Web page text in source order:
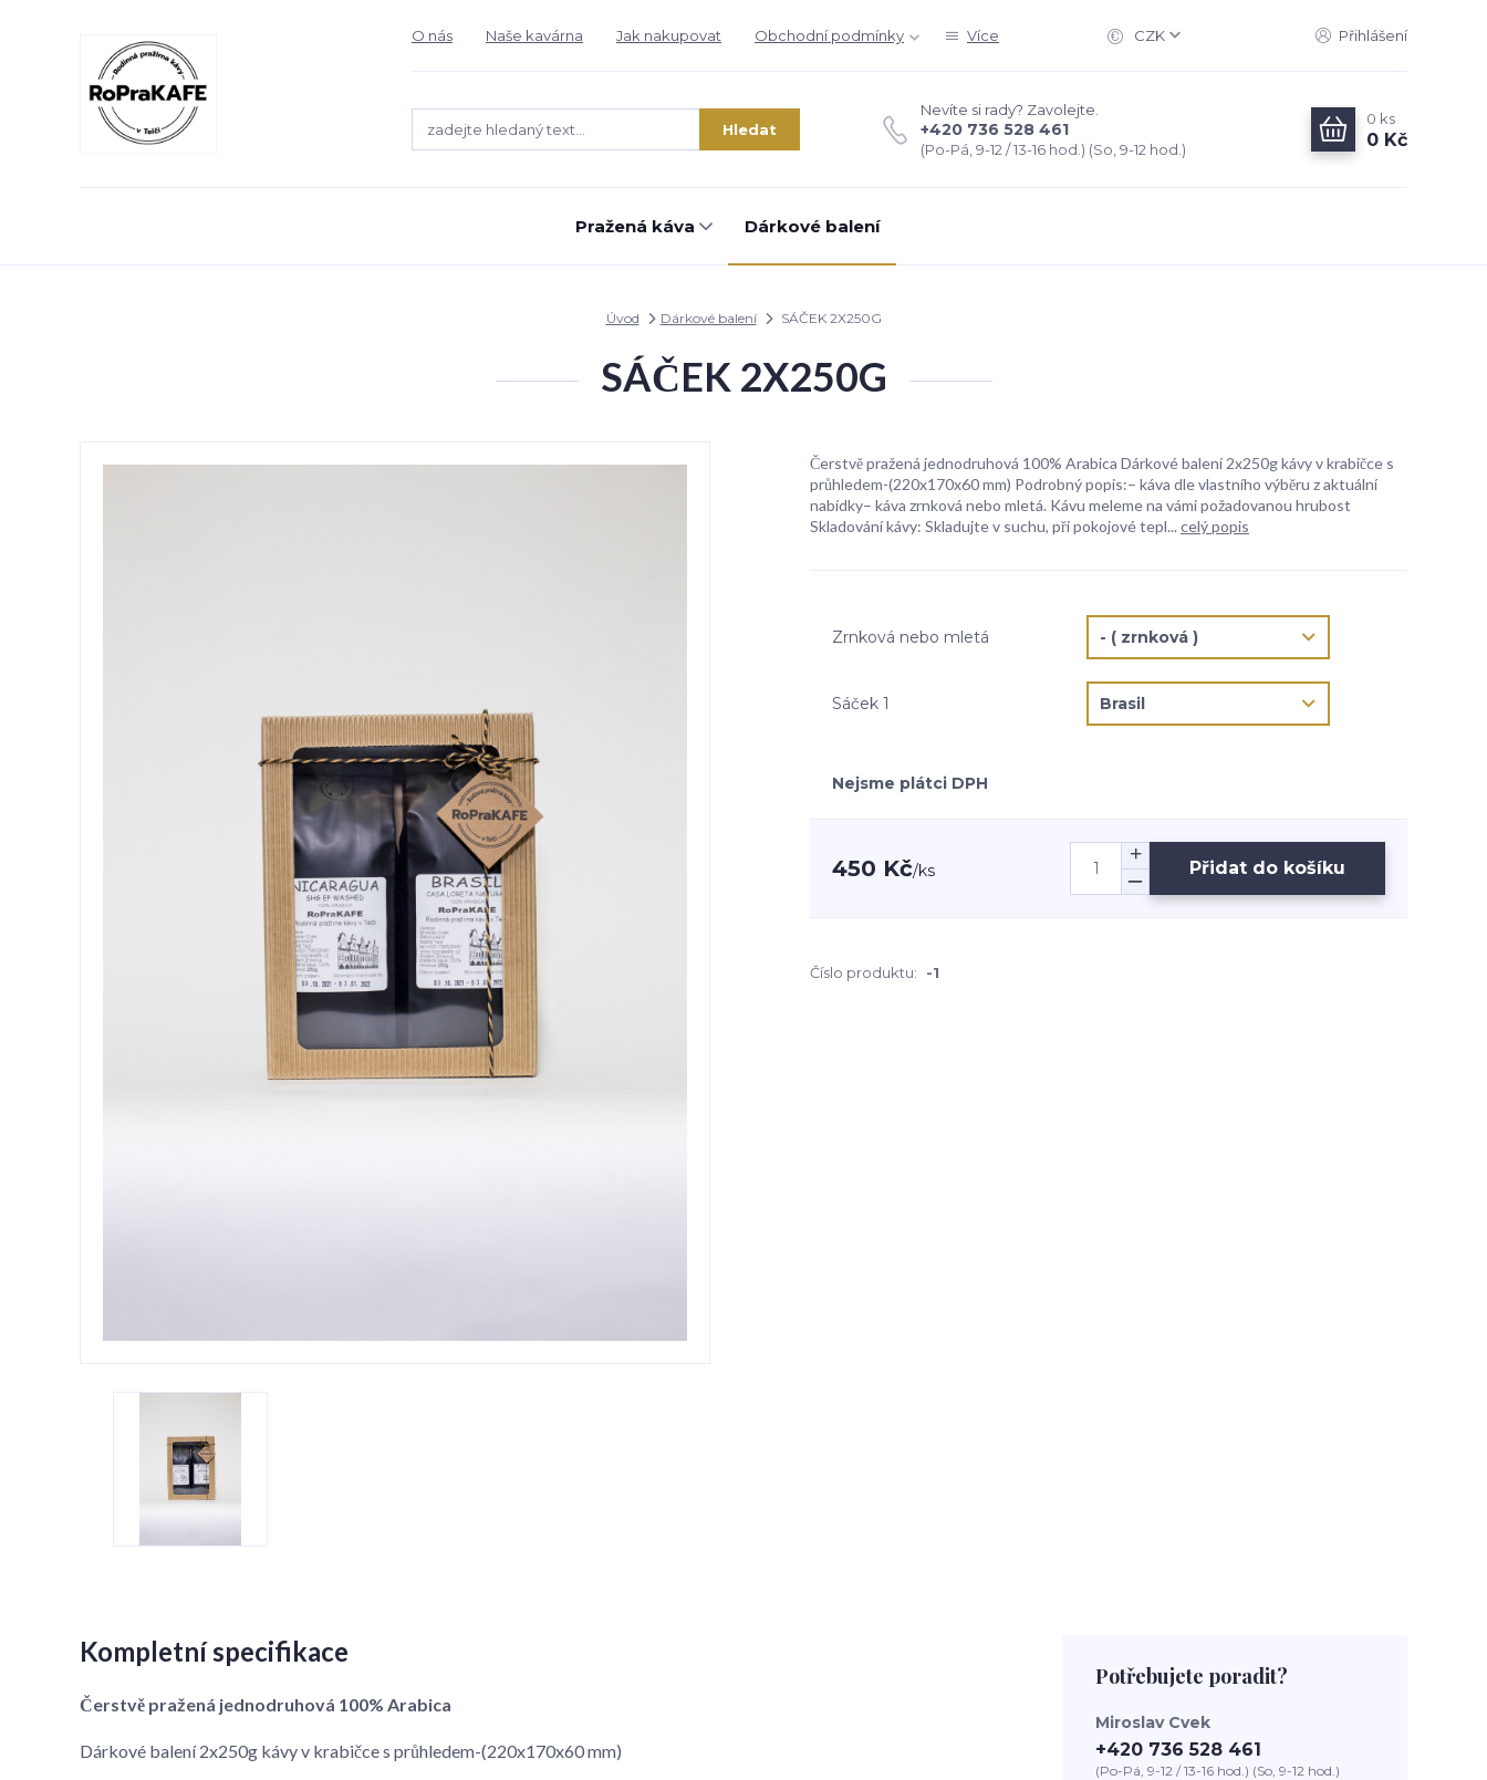
O nás Naše kavárna Jak nakupovat Obchodní podmínky Více CZK Přihlášení
Hledat
Nevíte si rady? Zavolejte.
+420 736 528 461
(Po-Pá, 9-12 / 13-16 hod.) (So, 9-12 hod.)
0 ks
0 Kč
Pražená káva Dárkové balení
Úvod Dárkové balení SÁČEK 2X250G
SÁČEK 2X250G
Čerstvě pražená jednodruhová 100% Arabica Dárkové balení 2x250g kávy v krabičce s
průhledem-(220x170x60 mm) Podrobný popis:– káva dle vlastního výběru z aktuální
nabídky– káva zrnková nebo mletá. Kávu meleme na vámi požadovanou hrubost
Skladování kávy: Skladujte v suchu, při pokojové tepl... celý popis
Zrnková nebo mletá
Sáček 1
Nejsme plátci DPH
450 Kč/ks Přidat do košíku
Číslo produktu: -1
Kompletní specifikace
Čerstvě pražená jednodruhová 100% Arabica
Dárkové balení 2x250g kávy v krabičce s průhledem-(220x170x60 mm)
Potřebujete poradit?
Miroslav Cvek
+420 736 528 461
(Po-Pá, 9-12 / 13-16 hod.) (So, 9-12 hod.)